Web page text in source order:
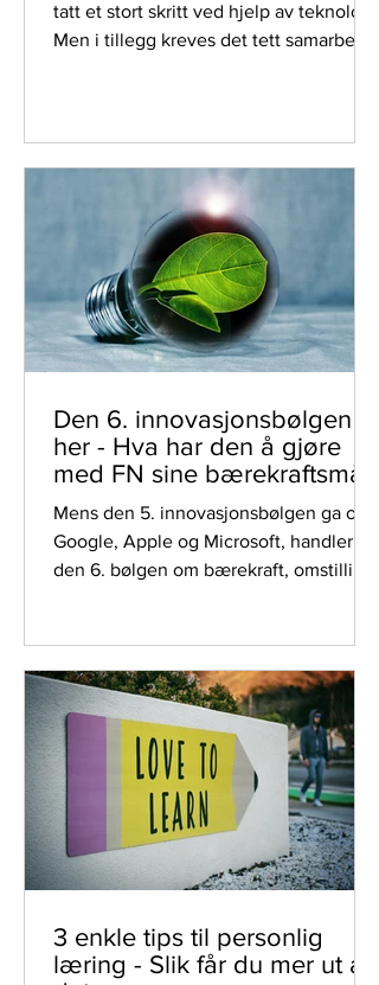
tatt et stort skritt ved hjelp av teknologi.
Men i tillegg kreves det tett samarbeid
Den 6. innovasjonsbølgen er
her - Hva har den å gjøre
med FN sine bærekraftsmål?
Mens den 5. innovasjonsbølgen ga oss
Google, Apple og Microsoft, handler
den 6. bølgen om bærekraft, omstilling
3 enkle tips til personlig
læring - Slik får du mer ut av